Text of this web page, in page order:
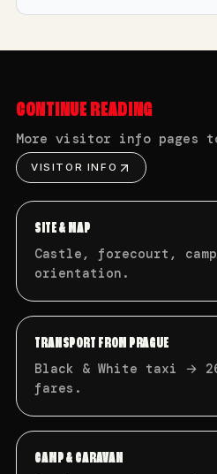
CONTINUE READING
More visitor info pages
VISITOR INFO
SITE & MAP
Castle, forecourt,
orientation.
TRANSPORT FROM PRAGUE
Black & White taxi →
fares.
CAMP & CARAVAN